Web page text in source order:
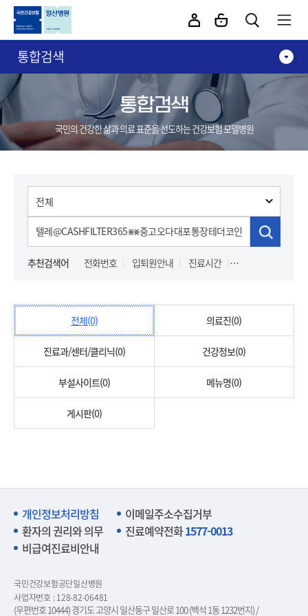
통합검색
통합검색
국민의 건강한 삶과 의료 표준을 선도하는 건강보험 모델병원
추천검색어 전화번호 입퇴원안내 진료시간
전체(0) 의료진(0)
진료과/센터/클리닉(0) 건강정보(0)
부설사이트(0) 메뉴명(0)
게시판(0)
개인정보처리방침
이메일주소수집거부
환자의 권리와 의무
진료예약전화1577-0013
비급여진료비안내
국민건강보험공단일산병원
사업자번호 : 128-82-06481
(우편번호 10444) 경기도 고양시 일산동구 일산로 100 (백석 1동 1232번지) /